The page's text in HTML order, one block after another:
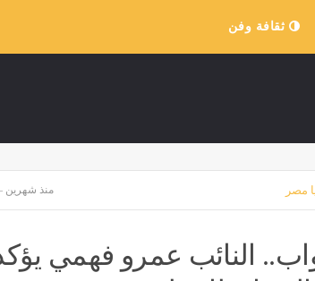
ثقافة وفن
مصر منذ شهرين —
النائب عمرو فهمي